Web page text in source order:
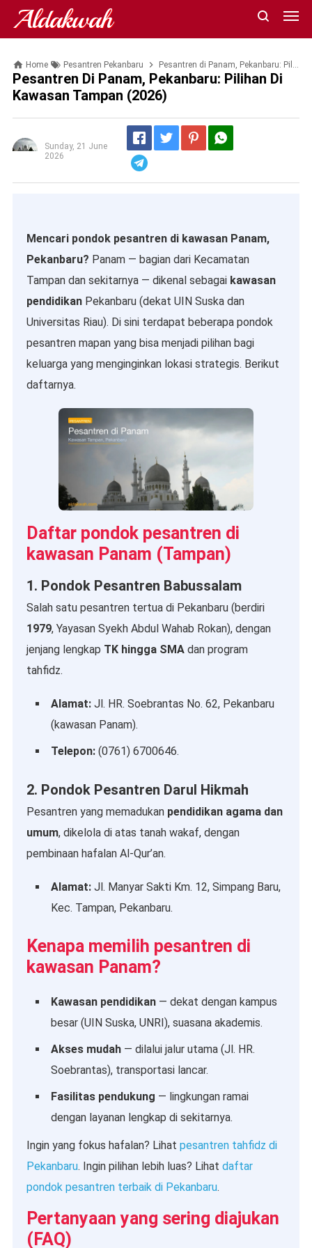
Aldakwah
Home Pesantren Pekanbaru Pesantren di Panam, Pekanbaru: Pilihan di Kawasan Tampan (2026)
Pesantren Di Panam, Pekanbaru: Pilihan Di
Kawasan Tampan (2026)
Sunday, 21 June
2026
Mencari pondok pesantren di kawasan Panam,
Pekanbaru? Panam — bagian dari Kecamatan
Tampan dan sekitarnya — dikenal sebagai kawasan
pendidikanPekanbaru (dekat UIN Suska dan
Universitas Riau). Di sini terdapat beberapa pondok
pesantren mapan yang bisa menjadi pilihan bagi
keluarga yang menginginkan lokasi strategis. Berikut
daftarnya.
Daftar pondok pesantren di
kawasan Panam (Tampan)
1. Pondok Pesantren Babussalam
Salah satu pesantren tertua di Pekanbaru (berdiri
1979, Yayasan Syekh Abdul Wahab Rokan), dengan
jenjang lengkap TK hingga SMAdan program
tahfidz.
Alamat:Jl. HR. Soebrantas No. 62, Pekanbaru
(kawasan Panam).
Telepon:(0761) 6700646.
2. Pondok Pesantren Darul Hikmah
Pesantren yang memadukan pendidikan agama dan
umum, dikelola di atas tanah wakaf, dengan
pembinaan hafalan Al-Qur’an.
Alamat:Jl. Manyar Sakti Km. 12, Simpang Baru,
Kec. Tampan, Pekanbaru.
Kenapa memilih pesantren di
kawasan Panam?
Kawasan pendidikan— dekat dengan kampus
besar (UIN Suska, UNRI), suasana akademis.
Akses mudah— dilalui jalur utama (Jl. HR.
Soebrantas), transportasi lancar.
Fasilitas pendukung — lingkungan ramai
dengan layanan lengkap di sekitarnya.
Ingin yang fokus hafalan? Lihat pesantren tahfidz di
Pekanbaru. Ingin pilihan lebih luas? Lihat daftar
pondok pesantren terbaik di Pekanbaru.
Pertanyaan yang sering diajukan
(FAQ)